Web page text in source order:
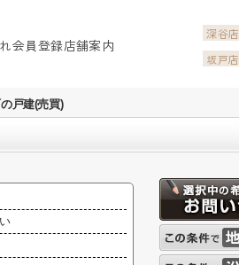
会員登録店舗案内
深谷店
坂戸店
戸建(売買)